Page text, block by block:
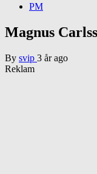
PM
Magnus
By svip 3 år ago
Reklam